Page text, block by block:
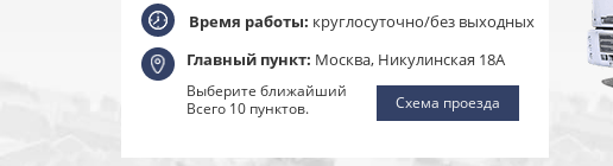
Время работы: круглосуточно/без выходных
Главный пункт: Москва, Никулинская 18А
Выберите ближайший
Всего 10 пунктов.
Схема проезда